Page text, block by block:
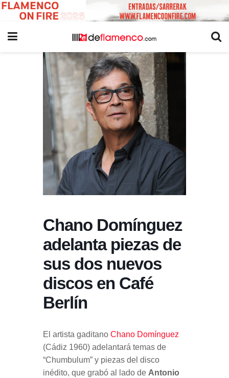
Chano Domínguez
adelanta piezas de
sus dos nuevos
discos en Café
Berlín
El artista gaditano Chano Domínguez
(Cádiz 1960) adelantará temas de
“Chumbulum” y piezas del disco
inédito, que grabó al lado de Antonio